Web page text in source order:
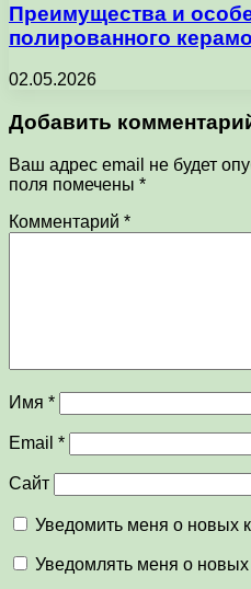
Преимущества и
полированного
02.05.2026
Добавить
Ваш адрес email не будет
поля помечены *
Комментарий *
Имя *
Email *
Сайт
Уведомить меня о новых
Уведомлять меня о новых